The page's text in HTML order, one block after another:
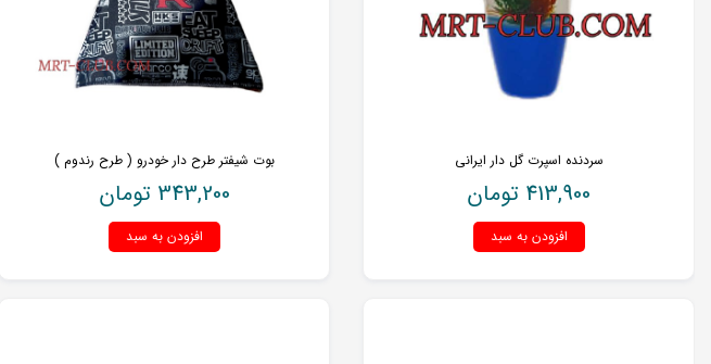
سردنده اسپرت گل دار ایرانی
413,900 تومان
افزودن به سبد
بوت شیفتر طرح دار خودر‌و ( طرح رندوم )
343,200 تومان
افزودن به سبد